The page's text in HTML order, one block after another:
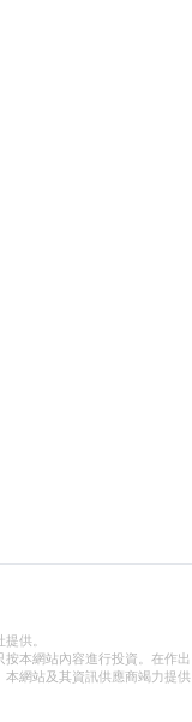
供。
本網站內容進行投資。在作出
網站及其資訊供應商竭力提供